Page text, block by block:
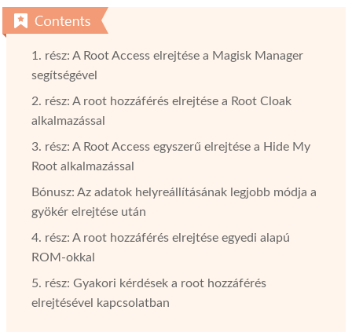
1. rész: A Root Access elrejtése a Magisk Manager
segítségével
2. rész: A root hozzáférés elrejtése a Root Cloak
alkalmazással
3. rész: A Root Access egyszerű elrejtése a Hide My
Root alkalmazással
Bónusz: Az adatok helyreállításának legjobb módja a
gyökér elrejtése után
4. rész: A root hozzáférés elrejtése egyedi alapú
ROM-okkal
5. rész: Gyakori kérdések a root hozzáférés
elrejtésével kapcsolatban